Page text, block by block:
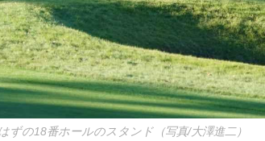
の18番ホールのスタンド（写真/大澤進二）